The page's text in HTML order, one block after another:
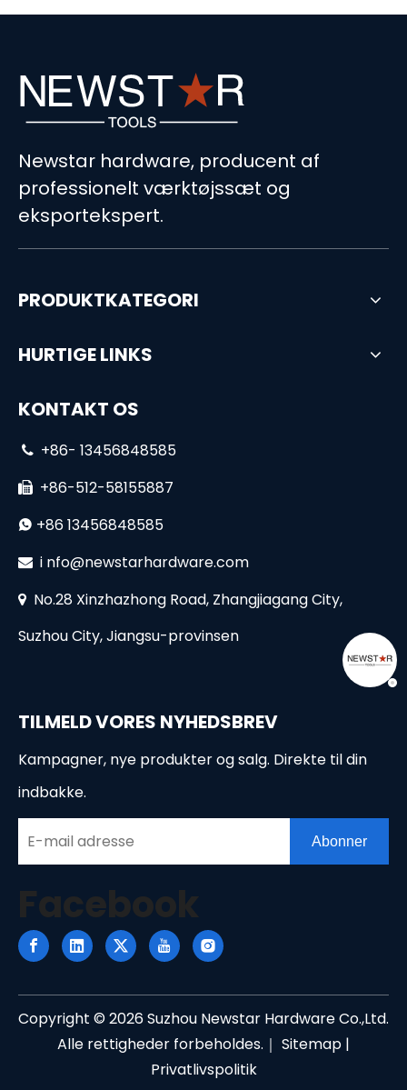
Newstar hardware, producent af
professionelt værktøjssæt og
eksportekspert.
PRODUKTKATEGORI
HURTIGE LINKS
KONTAKT OS
 +86- 13456848585
 +86-512-58155887
 +86 13456848585
 i nfo@newstarhardware.com
 No.28 Xinzhazhong Road, Zhangjiagang City,
Suzhou City, Jiangsu-provinsen
TILMELD VORES NYHEDSBREV
Kampagner, nye produkter og salg. Direkte til din
indbakke.
Abonner
Facebook
Copyright © 2026Suzhou Newstar Hardware Co.,Ltd.
Alle rettigheder forbeholdes.｜ Sitemap |
Privatlivspolitik